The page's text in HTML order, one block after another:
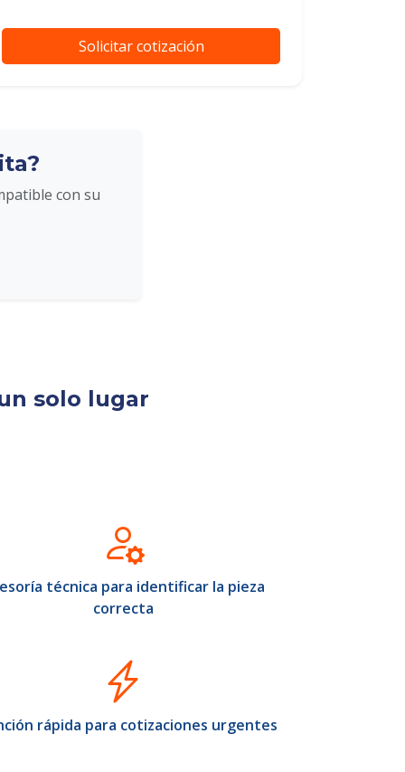
Solicitar cotización
con su
solo lugar
técnica para identificar la pieza
correcta
rápida para cotizaciones urgentes